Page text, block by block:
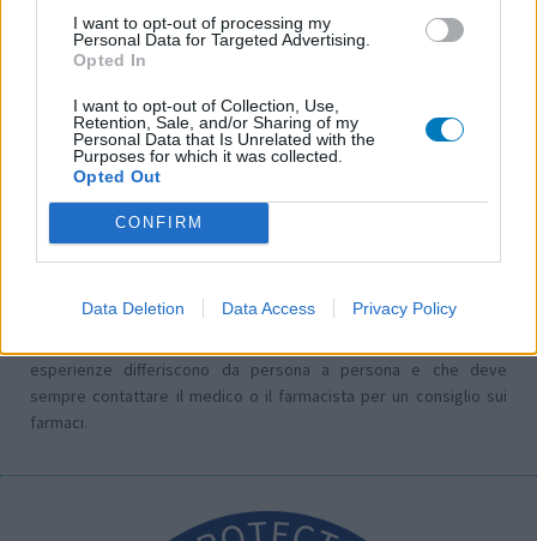
I want to opt-out of processing my
Personal Data for Targeted Advertising.
Opted In
I want to opt-out of Collection, Use,
Retention, Sale, and/or Sharing of my
Personal Data that Is Unrelated with the
Purposes for which it was collected.
Opted Out
CONFIRM
Data Deletion Data Access Privacy Policy
Trulicity (61)
Diabete - farmaci orali
Zoloft (60)
Depressione - antidepressivi SSRI
Le valutazioni su questa pagina sono contenuti generati dagli
utenti, letti e revisionati prima dell'approvazione per soddisfare i
nostri standard di valutazione dei farmaci. Non chiediamo di
dimostrare alcuna conoscenza medica ai nostri utenti quando
esperienze descritte riflettono solo il loro punto di vista e non
esperienze differiscono da persona a persona e che deve
sempre contattare il medico o il farmacista per un consiglio sui
farmaci.